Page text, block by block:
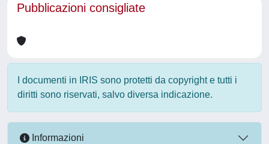
Pubblicazioni consigliate
I documenti in IRIS sono protetti da copyright e tutti i
diritti sono riservati, salvo diversa indicazione.
Informazioni